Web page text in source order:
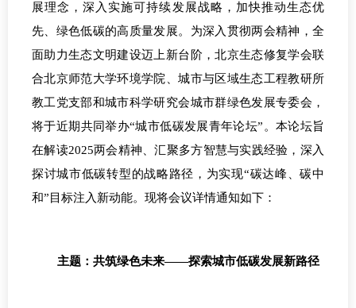
展理念，深入实施可持续发展战略，加快推动生态优
先、绿色低碳的高质量发展。为深入贯彻两会精神，全
面助力生态文明建设迈上新台阶，北京生态修复学会联
合北京师范大学环境学院、城市与区域生态工程教研所
教工党支部和城市科学研究会城市群绿色发展专委会 ，
将于近期共同举办“城市低碳发展青年论坛”。本论坛旨
在解读2025两会精神、汇聚多方智慧与实践经验，深入
探讨城市低碳转型的战略路径，为实现“碳达峰、碳中
和”目标注入新动能。现将会议详情通知如下：
主题：共筑绿色未来——探索城市低碳发展新路径